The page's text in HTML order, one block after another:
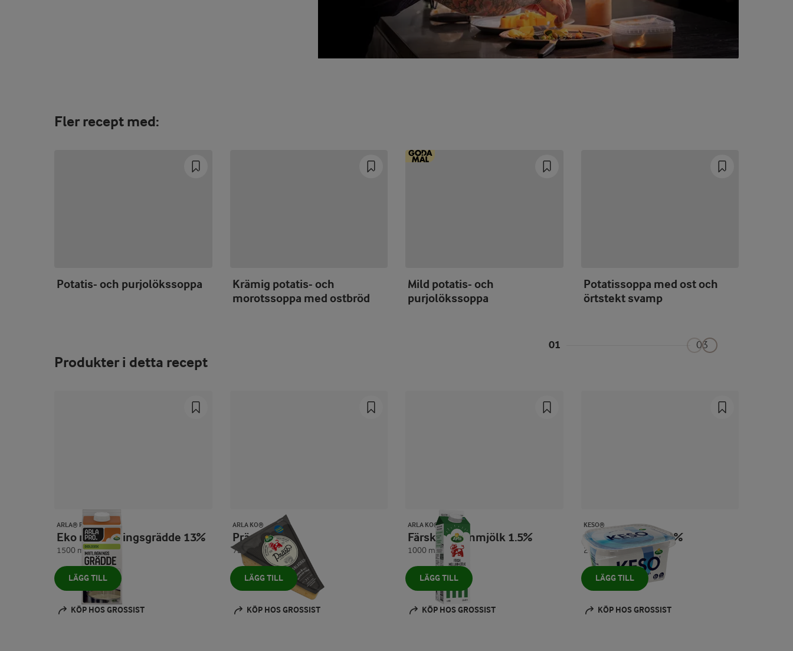
Fler recept med:
Potatis- och purjolökssoppa
Krämig potatis- och
morotssoppa med ostbröd
Mild potatis- och
purjolökssoppa
Potatissoppa med ost och
örtstekt svamp
01 03
Produkter i detta recept
ARLA® PRO
Eko matlagningsgrädde 13%
1500 ml
LÄGG TILL
KÖP HOS GROSSIST
ARLA KO®
Präst® ost
720 g
LÄGG TILL
KÖP HOS GROSSIST
ARLA KO®
Färsk mellanmjölk 1.5%
1000 ml
LÄGG TILL
KÖP HOS GROSSIST
KESO®
Cottage cheese 4%
250 g
LÄGG TILL
KÖP HOS GROSSIST